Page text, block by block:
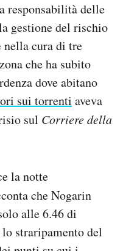
responsabilità delle
gestione del rischio
cura di tre
che ha subito
dove abitano
sui torrenti aveva
sul Corriere della
la notte
che Nogarin
alle 6.46 di
straripamento del